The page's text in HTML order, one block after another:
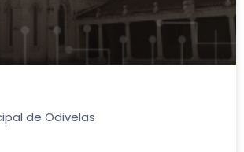
de Odivelas